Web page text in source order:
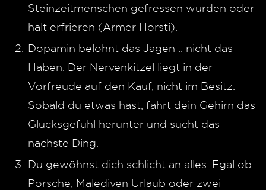
Steinzeitmenschen gefressen wurden oder
halt erfrieren (Armer Horsti).
Dopamin belohnt das Jagen .. nicht das
Haben. Der Nervenkitzel liegt in der
Vorfreude auf den Kauf, nicht im Besitz.
Sobald du etwas hast, fährt dein Gehirn das
Glücksgefühl herunter und sucht das
nächste Ding.
Du gewöhnst dich schlicht an alles. Egal ob
Porsche, Malediven Urlaub oder zwei